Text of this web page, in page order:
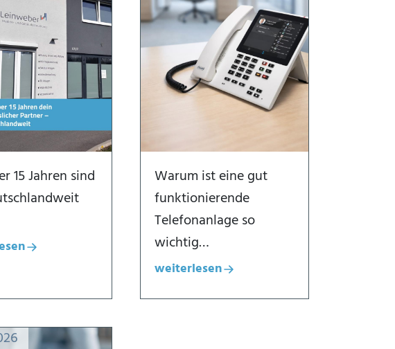
15 Jahren sind
öffnen
Warum ist eine gut
funktionierende
Telefonanlage so
wichtig…
weiterlesen
Dialogfenster öffnen